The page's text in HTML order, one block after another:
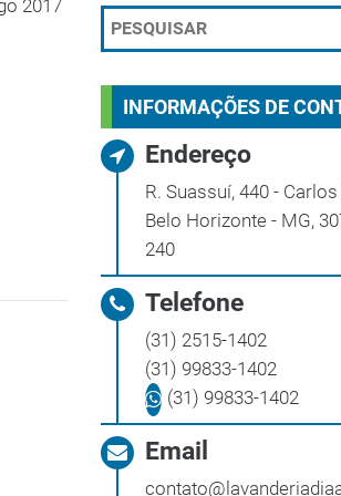
2017
INFORMAÇÕES DE
Endereço
R. Suassuí, 440 -
Belo Horizonte - MG,
240
Telefone
(31) 2515-1402
(31) 99833-1402
(31) 99833-1402
Email